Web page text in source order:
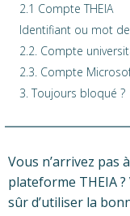
2.1 Compte THEIA
Identifiant ou mot
2.2. Compte
2.3. Compte
3. Toujours bloqué ?
Vous n’arrivez pas
plateforme THEIA
sûr d’utiliser la